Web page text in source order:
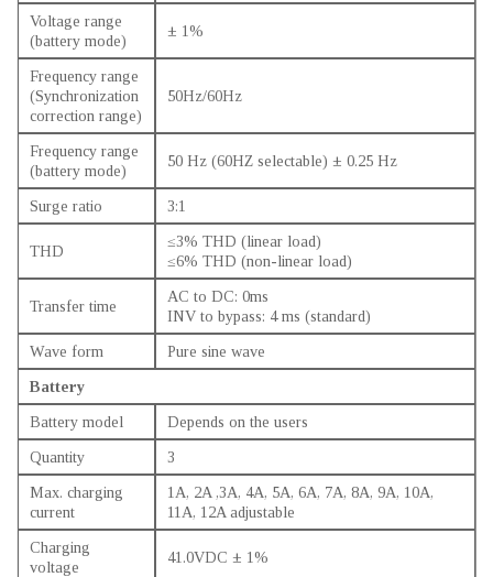
Voltage range
(battery mode)
± 1%
Frequency range
(Synchronization
correction range)
50Hz/60Hz
Frequency range
(battery mode)
50 Hz (60HZ selectable) ± 0.25 Hz
Surge ratio 3:1
THD
≤3% THD (linear load)
≤6% THD (non-linear load)
Transfer time
AC to DC: 0ms
INV to bypass: 4 ms (standard)
Wave form
Pure sine wave
Battery
Battery model
Depends on the users
Quantity
3
Max. charging
current
1A, 2A ,3A, 4A, 5A, 6A, 7A, 8A, 9A, 10A,
11A, 12A adjustable
Charging
voltage
41.0VDC ± 1%